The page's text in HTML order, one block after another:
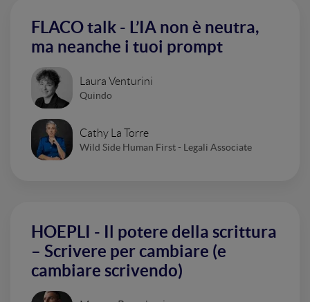
FLACO talk - L’IA non è neutra,
ma neanche i tuoi prompt
Laura Venturini
Quindo
Cathy La Torre
Wild Side Human First - Legali Associate
HOEPLI - Il potere della scrittura
– Scrivere per cambiare (e
cambiare scrivendo)